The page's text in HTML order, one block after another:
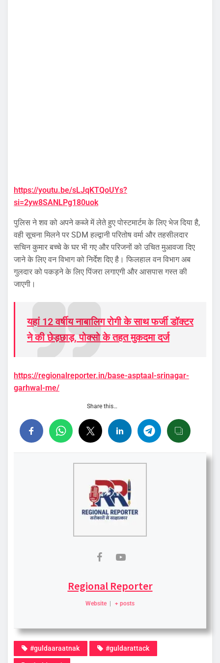
https://youtu.be/sLJqKTQoUYs?
si=2yw8SANLPg180uok
पुलिस ने शव को अपने कब्जे में लेते हुए पोस्टमार्टम के लिए भेज दिया है,
वही सूचना मिलने पर SDM हल्द्वानी परितोष वर्मा और तहसीलदार
सचिन कुमार बच्चे के घर भी गए और परिजनों को उचित मुआवजा दिए
जाने के लिए वन विभाग को निर्देश दिए है। फिलहाल वन विभाग अब
गुलदार को पकड़ने के लिए पिंजरा लगाएगी और आसपास गस्त की
जाएगी।
यहां 12 वर्षीय नाबालिग रोगी के साथ फर्जी डॉक्टर
ने की छेड़छाड़, पोक्सो के तहत मुकदमा दर्ज
https://regionalreporter.in/base-asptaal-srinagar-
garhwal-me/
Share this…
Regional Reporter
Website + posts
#guldaaraatnak #guldarattack